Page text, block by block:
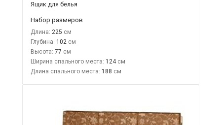
Ящик для белья
Набор размеров
Длина: 225
Глубина: 102
Высота: 77
Ширина спального места: 124
Длина спального места: 188